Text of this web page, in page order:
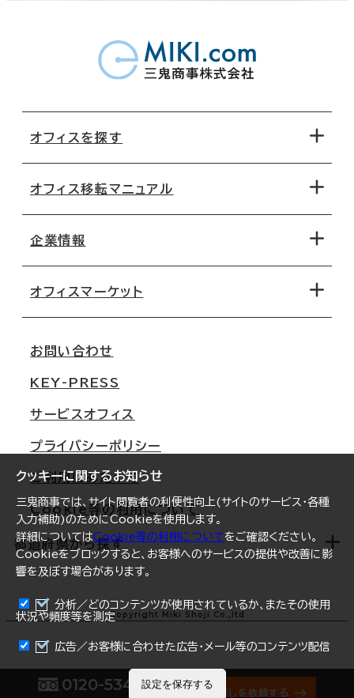
まとめて資料請求
0120-534-011 オフィス探しを依頼する
クッキーに関するお知らせ
三鬼商事では、サイト閲覧者の利便性向上(サイトのサービス・各種
入力補助)のためにCookieを使用します。
詳細についてはCookie等の利用についてをご確認ください。
Cookieをブロックすると、お客様へのサービスの提供や改善に影
響を及ぼす場合があります。
分析／どのコンテンツが使用されているか、またその使用
状況や頻度等を測定
広告／お客様に合わせた広告・メール等のコンテンツ配信
設定を保存する
オフィスを探す
地図から探す
路線・駅から探す
オフィス移転マニュアル
移転コストシミュレーション
移転スケジュール
オフィス移転Q&A
企業情報
オフィスマーケット
大阪
名古屋
札幌
仙台
横浜
福岡
オフィスリポート
ログイン
お問い合わせ
KEY-PRESS
サービスオフィス
プライバシーポリシー
ご利用にあたって
Cookie等の利用について
都道府県から探す
北海道
青森県
Copyright Miki Shoji Co.,ltd